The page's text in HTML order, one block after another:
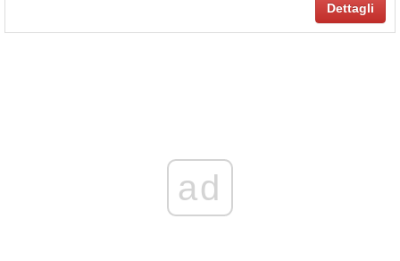
Dettagli
ad